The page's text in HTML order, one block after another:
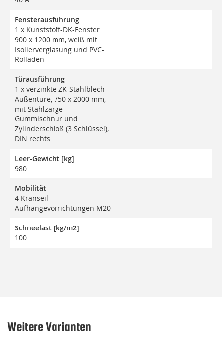
Fensterausführung
1 x Kunststoff-DK-Fenster
900 x 1200 mm, weiß mit
Isolierverglasung und PVC-
Rolladen
Türausführung
1 x verzinkte ZK-Stahlblech-
Außentüre, 750 x 2000 mm,
mit Stahlzarge
Gummischnur und
Zylinderschloß (3 Schlüssel),
DIN rechts
Leer-Gewicht [kg]
980
Mobilität
4 Kranseil-
Aufhängevorrichtungen M20
Schneelast [kg/m2]
100
Weitere Varianten